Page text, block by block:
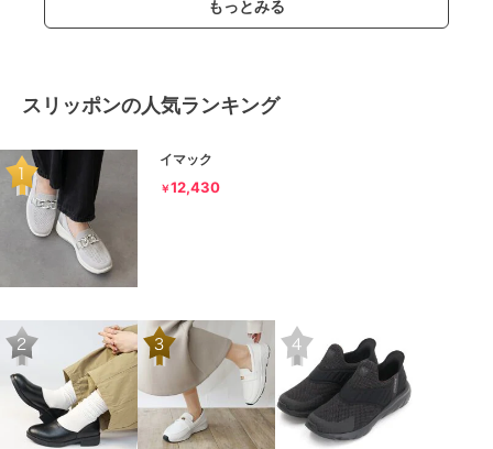
もっとみる
スリッポンの人気ランキング
イマック
￥12,430